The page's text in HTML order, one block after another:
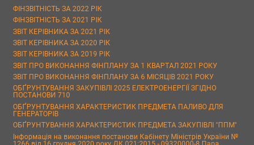
ФІНЗВІТНІСТЬ ЗА 2022 РІК
ФІНЗВІТНІСТЬ ЗА 2021 РІК
ЗВІТ КЕРІВНИКА ЗА 2021 РІК
ЗВІТ КЕРІВНИКА ЗА 2020 РІК
ЗВІТ КЕРІВНИКА ЗА 2019 РІК
ЗВІТ ПРО ВИКОНАННЯ ФІНПЛАНУ ЗА 1 КВАРТАЛ 2021 РОКУ
ЗВІТ ПРО ВИКОНАННЯ ФІНПЛАНУ ЗА 6 МІСЯЦІВ 2021 РОКУ
ОБҐРУНТУВАННЯ ЗАКУПІВЛІ 2025 ЕЛЕКТРОЕНЕРГІЇ ЗГІДНО
ПОСТАНОВИ 710
ОБҐРУНТУВАННЯ ХАРАКТЕРИСТИК ПРЕДМЕТА ПАЛИВО ДЛЯ
ГЕНЕРАТОРІВ
ОБҐРУНТУВАННЯ ХАРАКТЕРИСТИК ПРЕДМЕТА ЗАКУПІВЛІ "ППМ"
Інформація на виконання постанови Кабінету Міністрів України №